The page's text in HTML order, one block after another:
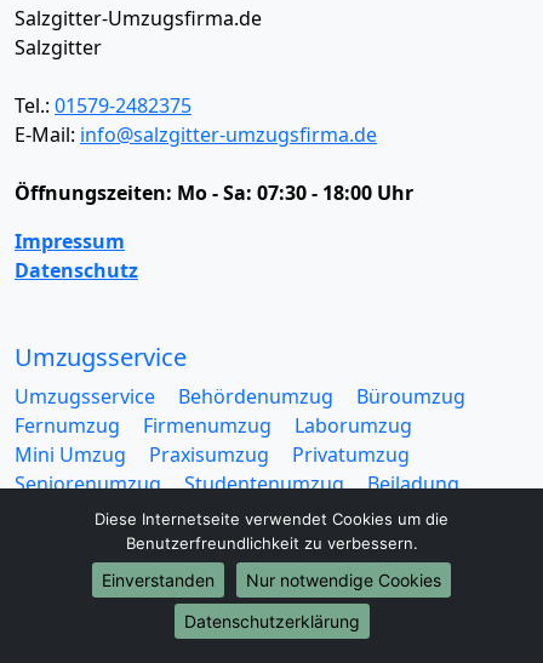
Salzgitter-Umzugsfirma.de
Salzgitter
Tel.: 01579-2482375
E-Mail: info@salzgitter-umzugsfirma.de
Öffnungszeiten: Mo - Sa: 07:30 - 18:00 Uhr
Impressum
Datenschutz
Umzugsservice
Umzugsservice Behördenumzug
Büroumzug
Fernumzug
Firmenumzug
Laborumzug
Mini Umzug
Praxisumzug
Privatumzug
Seniorenumzug
Studentenumzug
Beiladung
Entrümpelung
Halteverbotszone
Klaviertransport
Haushaltsauflösung
Möbeltaxi
Möbelmitfahrzentrale
Umzugskartons
Diese Internetseite verwendet Cookies um die
Benutzerfreundlichkeit zu verbessern.
Einverstanden
Nur notwendige Cookies
Datenschutzerklärung